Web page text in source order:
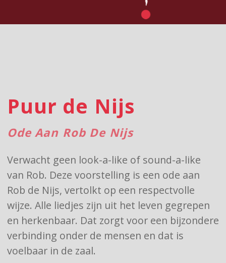
Puur de Nijs
Ode Aan Rob De Nijs
Verwacht geen look-a-like of sound-a-like
van Rob. Deze voorstelling is een ode aan
Rob de Nijs, vertolkt op een respectvolle
wijze. Alle liedjes zijn uit het leven gegrepen
en herkenbaar. Dat zorgt voor een bijzondere
verbinding onder de mensen en dat is
voelbaar in de zaal.